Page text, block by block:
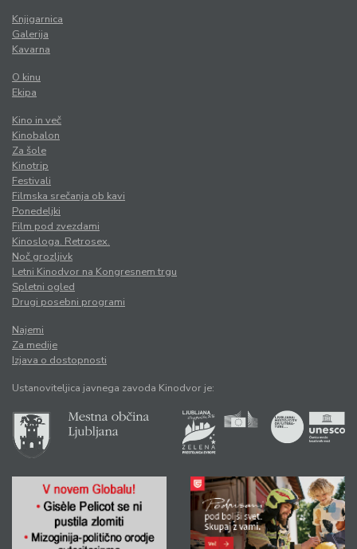
Knjigarnica
Galerija
Kavarna
O kinu
Ekipa
Kino in več
Kinobalon
Za šole
Kinotrip
Festivali
Filmska srečanja ob kavi
Ponedeljki
Film pod zvezdami
Kinosloga. Retrosex.
Noč grozljivk
Letni Kinodvor na Kongresnem trgu
Spletni ogled
Drugi posebni programi
Najemi
Za medije
Izjava o dostopnosti
Ustanoviteljica javnega zavoda Kinodvor je: